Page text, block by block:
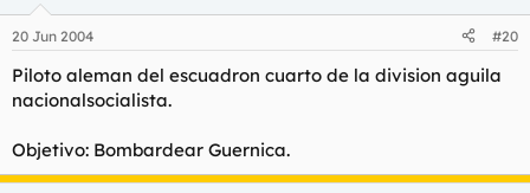
20 Jun 2004 #20
Piloto aleman del escuadron cuarto de la division aguila
nacionalsocialista.
Objetivo: Bombardear Guernica.